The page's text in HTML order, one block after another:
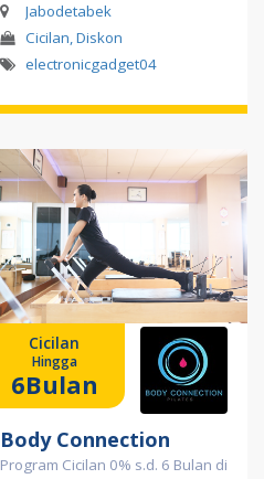
Jabodetabek
Cicilan, Diskon
electronicgadget04
Cicilan
Hingga
6Bulan
Body Connection
Program Cicilan 0% s.d. 6 Bulan di